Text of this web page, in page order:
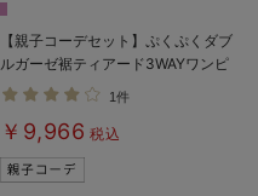
【親子コーデセット】ぷくぷくダブ
ルガーゼ裾ティアード3WAYワンピ
ース＆産前産後使えるレギンスパジ
ャマ&2wayオール 出産準備 ギ
フト マタニティ・産後
1件
￥9,966 税込